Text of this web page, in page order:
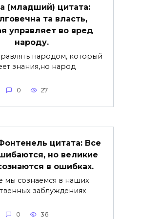
(младший) цитата:
та власть,
управляет во вред
народу.
народом, который
знания,но народ
0 27
цитата: Все
но великие
в ошибках.
мы сознаемся в наших
заблуждениях
0 36